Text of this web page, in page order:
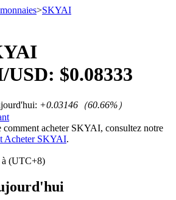
>SKYAI
/USD: $0.08333
: +0.03146 （60.66%）
comment acheter SKYAI, consultez notre
Acheter SKYAI.
à (UTC+8)